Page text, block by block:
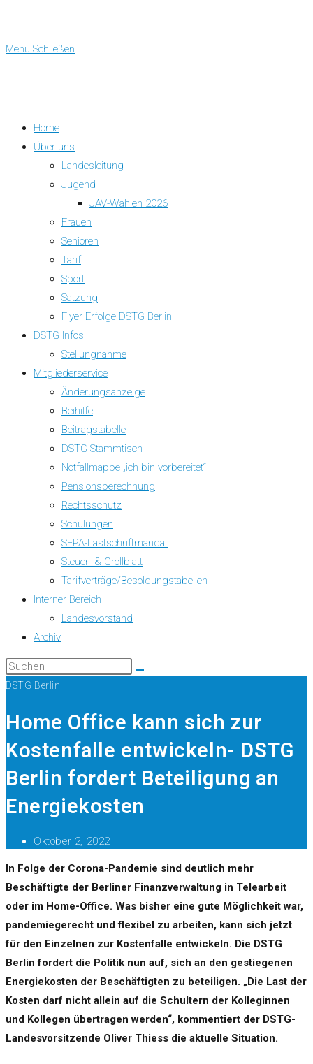
Menü Schließen
Home
Über uns
Landesleitung
Jugend
JAV-Wahlen 2026
Frauen
Senioren
Tarif
Sport
Satzung
Flyer Erfolge DSTG Berlin
DSTG Infos
Stellungnahme
Mitgliederservice
Änderungsanzeige
Beihilfe
Beitragstabelle
DSTG-Stammtisch
Notfallmappe „ich bin vorbereitet“
Pensionsberechnung
Rechtsschutz
Schulungen
SEPA-Lastschriftmandat
Steuer- & Grollblatt
Tarifverträge/Besoldungstabellen
Interner Bereich
Landesvorstand
Archiv
DSTG Berlin
Home Office kann sich zur
Kostenfalle entwickeln- DSTG
Berlin fordert Beteiligung an
Energiekosten
Oktober 2, 2022
In Folge der Corona-Pandemie sind deutlich mehr
Beschäftigte der Berliner Finanzverwaltung in Telearbeit
oder im Home-Office. Was bisher eine gute Möglichkeit war,
pandemiegerecht und flexibel zu arbeiten, kann sich jetzt
für den Einzelnen zur Kostenfalle entwickeln. Die DSTG
Berlin fordert die Politik nun auf, sich an den gestiegenen
Energiekosten der Beschäftigten zu beteiligen. „Die Last der
Kosten darf nicht allein auf die Schultern der Kolleginnen
und Kollegen übertragen werden“, kommentiert der DSTG-
Landesvorsitzende Oliver Thiess die aktuelle Situation.